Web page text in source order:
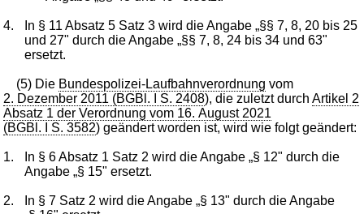
4.
In § 11 Absatz 5 Satz 3 wird die Angabe „§§ 7, 8, 20 bis 25
und 27" durch die Angabe „§§ 7, 8, 24 bis 34 und 63"
ersetzt.
(5) Die Bundespolizei-Laufbahnverordnung vom
2. Dezember 2011 (BGBl. I S. 2408), die zuletzt durchArtikel 2
Absatz 1 der Verordnung vom 16. August 2021
(BGBl. I S. 3582) geändert worden ist, wird wie folgt geändert:
1.
In § 6 Absatz 1 Satz 2 wird die Angabe „§ 12" durch die
Angabe „§ 15" ersetzt.
2.
In § 7 Satz 2 wird die Angabe „§ 13" durch die Angabe